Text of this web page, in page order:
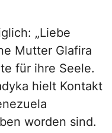
„Liebe
Mutter Glafira
für ihre Seele.
hielt Kontakt
worden sind.